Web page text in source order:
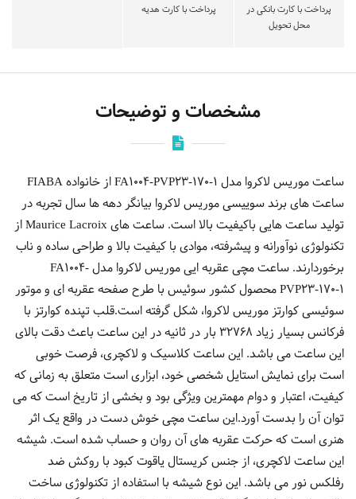
پرداخت با کارت بانکی در
محل تحویل
پرداخت با کارت هدیه
مشخصات و توضیحات
ساعت موریس لاکروا مدل FA1004-PVP23-170-1 از خانواده FIABA
ساعت های برند سوییسی موریس لاکروا بیانگر دهه ها سال تجربه در
تولید ساعت هایی باکیفیت بالا است. ساعت های Maurice Lacroix از
تکنولوژی نوآورانه و پیشرفته، موادی با کیفیت بالا و طراحی ساده و ناب
برخوردارند. ساعت مچی عقربه ایی موریس لاكروا مدل FA1004-
PVP23-170-1 محصول کشور سوئیس با طرح صفحه عقربه ای و موتور
سوئیسی کوارتز موریس لاکروا، شکل گرفته است.قلب تپنده کوارتز با
فرکانس بسیار زیاد 32768 بار در ثانیه در این ساعت باعث دقت بالای
این ساعت می باشد. این ساعت کلاسیک و لاکچری، فرصت خوبی
است برای نمایش استایل شخصی خود، ابزاری است متعلق به زمانی که
کیفیت، اعتبار و دوام مهمترین ویژگی بود و بخشی از تاریخ است که می
توان آن را بدست آورد.این ساعت مچی خوش دست در واقع یک اثر
هنری است که حرکت عقربه های آن روان و حساب شده است. شیشه
این ساعت لاکچری، از جنس کریستال یاقوت کبود با روکش ضد
رفلکس نور می باشد. این نوع شیشه با استفاده از تکنولوژی ساخت